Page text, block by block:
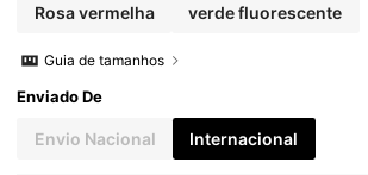
Rosa vermelha verde fluorescente
Guia de tamanhos
Enviado De
Envio Nacional Internacional